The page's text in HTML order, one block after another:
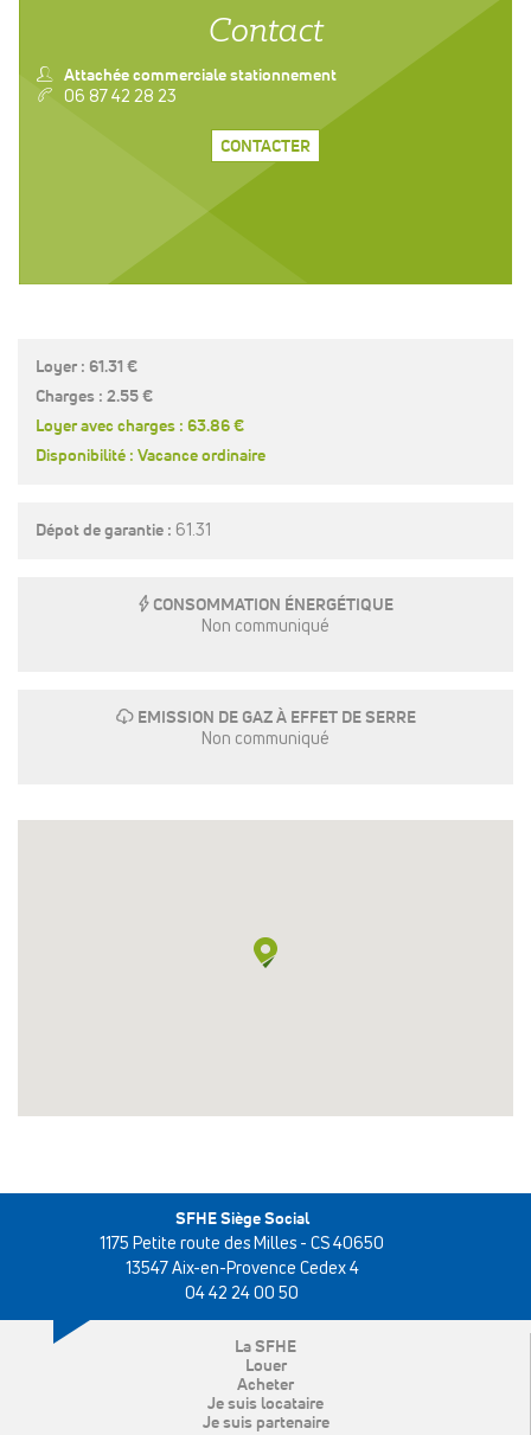
Contact
n Attachée commerciale stationnement
v 06 87 42 28 23
CONTACTER
Loyer : 61.31 €
Charges : 2.55 €
Loyer avec charges : 63.86 €
Disponibilité : Vacance ordinaire
Dépot de garantie : 61.31
E CONSOMMATION ÉNERGÉTIQUE
Non communiqué
g EMISSION DE GAZ À EFFET DE SERRE
Non communiqué
SFHE Siège Social
1175 Petite route des Milles - CS 40650
13547 Aix-en-Provence Cedex 4
04 42 24 00 50
La SFHE
Louer
Acheter
Je suis locataire
Je suis partenaire